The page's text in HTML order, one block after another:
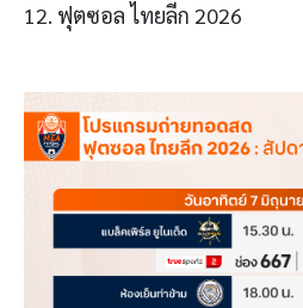
12. ฟุตซอล ไทยลีก 2026